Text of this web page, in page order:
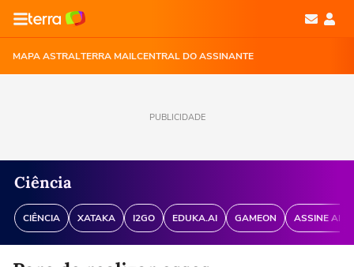
MAPA ASTRALTERRA MAILCENTRAL DO ASSINANTE
PUBLICIDADE
Ciência
CIÊNCIA XATAKA I2GO EDUKA.AI GAMEON ASSINE